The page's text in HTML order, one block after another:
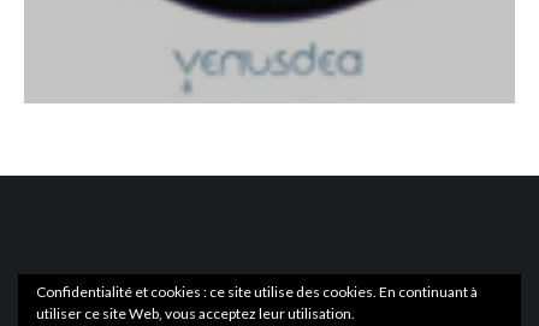
Confidentialité et cookies : ce site utilise des cookies. En continuant à
utiliser ce site Web, vous acceptez leur utilisation.